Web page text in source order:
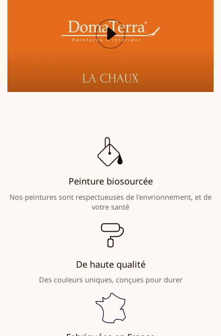
Peinture biosourcée
Nos peintures sont respectueuses de l'envrionnement, et de
votre santé
De haute qualité
Des couleurs uniques, conçues pour durer